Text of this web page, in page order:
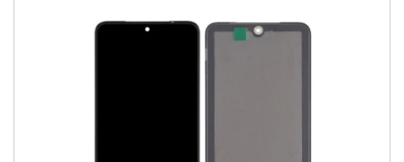
Màn hình Samsung